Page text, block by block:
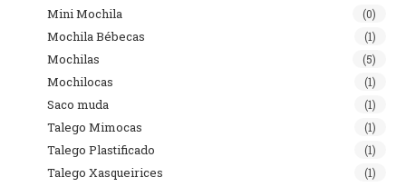
Mini Mochila (0)
Mochila Bébecas (1)
Mochilas (5)
Mochilocas (1)
Saco muda (1)
Talego Mimocas (1)
Talego Plastificado (1)
Talego Xasqueirices (1)